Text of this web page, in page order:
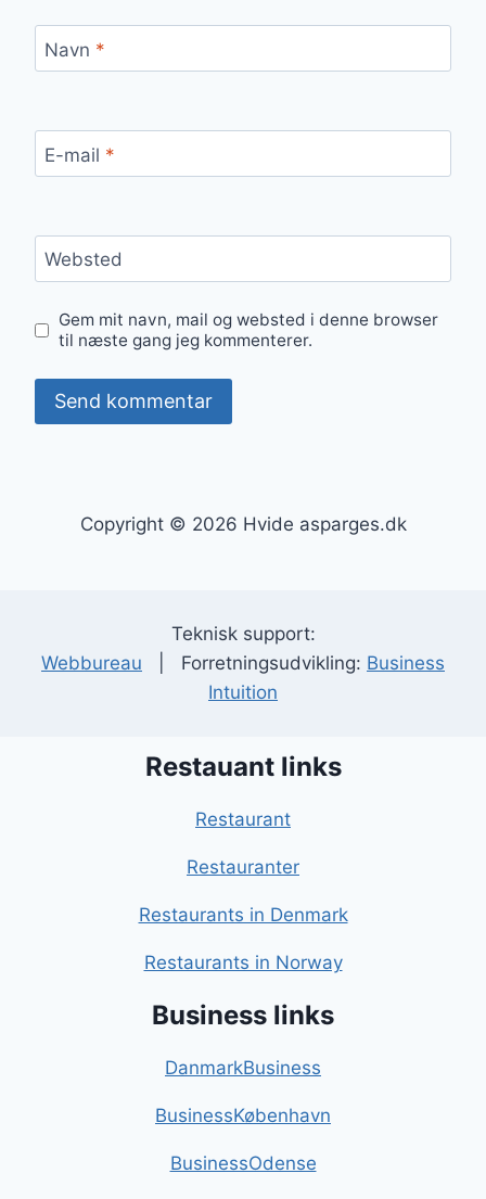
Navn *
E-mail *
Websted
Gem mit navn, mail og websted i denne browser
til næste gang jeg kommenterer.
Copyright © 2026 Hvide asparges.dk
Teknisk support:
Webbureau | Forretningsudvikling: Business
Intuition
Restauant links
Restaurant
Restauranter
Restaurants in Denmark
Restaurants in Norway
Business links
DanmarkBusiness
BusinessKøbenhavn
BusinessOdense